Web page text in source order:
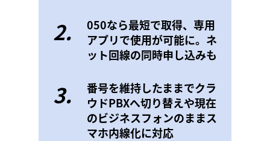
2.
050なら最短で取得、専用
アプリで使用が可能に。ネ
ット回線の同時申し込みも
3.
番号を維持したままでクラ
ウドPBXへ切り替えや現在
のビジネスフォンのままス
マホ内線化に対応